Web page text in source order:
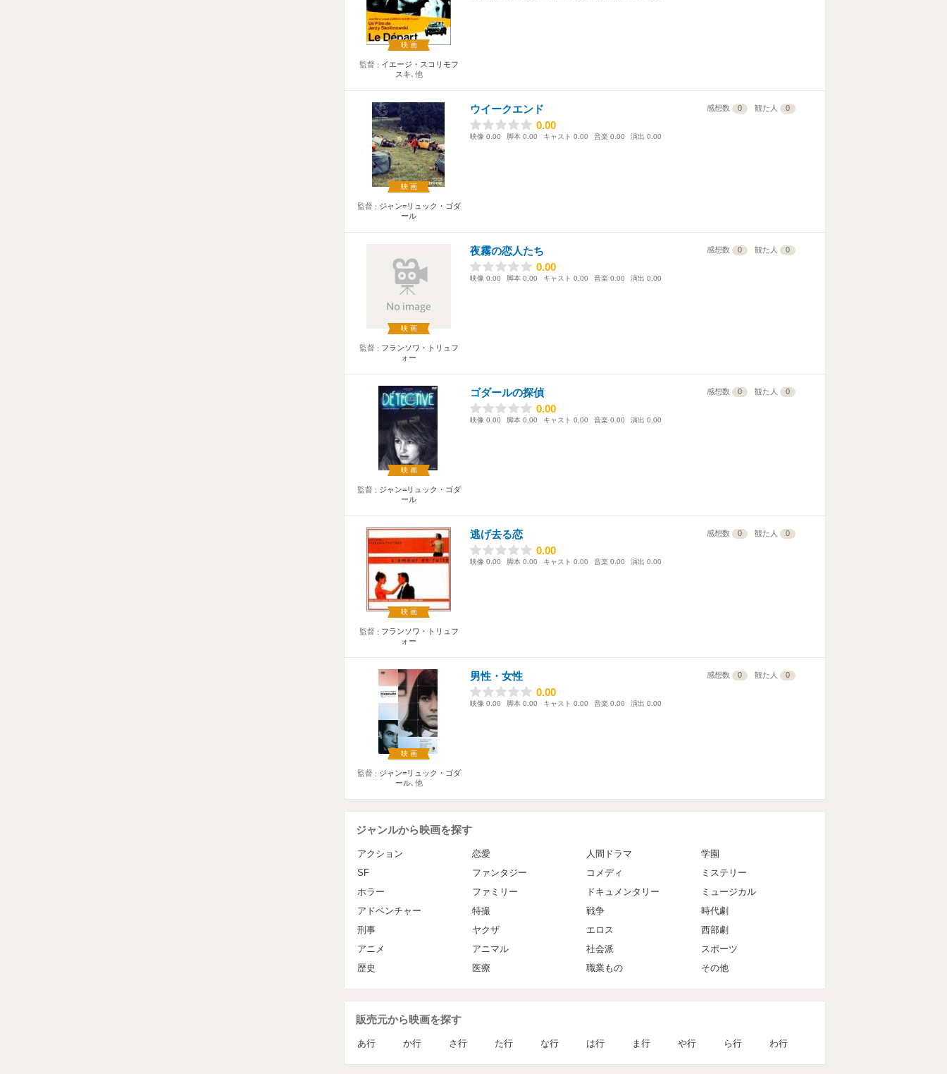
映画
監督
イエージ・スコリモフ
スキ､他
映画
監督
ジャン=リュック・ゴダ
ール
ウイークエンド 感想数 0 観た人 0
0.00
0.00
映像 0.00 脚本 0.00 キャスト 0.00 音楽 0.00 演出 0.00
映画
監督
フランソワ・トリュフ
ォー
夜霧の恋人たち 感想数 0 観た人 0
0.00
0.00
映像 0.00 脚本 0.00 キャスト 0.00 音楽 0.00 演出 0.00
映画
監督
ジャン=リュック・ゴダ
ール
ゴダールの探偵 感想数 0 観た人 0
0.00
0.00
映像 0.00 脚本 0.00 キャスト 0.00 音楽 0.00 演出 0.00
映画
監督
フランソワ・トリュフ
ォー
逃げ去る恋 感想数 0 観た人 0
0.00
0.00
映像 0.00 脚本 0.00 キャスト 0.00 音楽 0.00 演出 0.00
映画
監督
ジャン=リュック・ゴダ
ール､他
男性・女性 感想数 0 観た人 0
0.00
0.00
映像 0.00 脚本 0.00 キャスト 0.00 音楽 0.00 演出 0.00
ジャンルから映画を探す
アクション 恋愛 人間ドラマ
学園
SF
ファンタジー コメディ
ミステリー
ホラー
ファミリー ドキュメンタリー
ミュージカル
アドベンチャー
特撮 戦争
時代劇
刑事
ヤクザ エロス
西部劇
アニメ
アニマル 社会派
スポーツ
歴史
医療 職業もの その他
販売元から映画を探す
あ行 か行 さ行 た行 な行 は行 ま行 や行 ら行 わ行